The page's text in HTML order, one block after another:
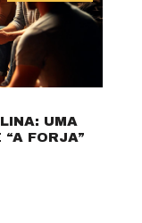
UMA
“A FORJA”